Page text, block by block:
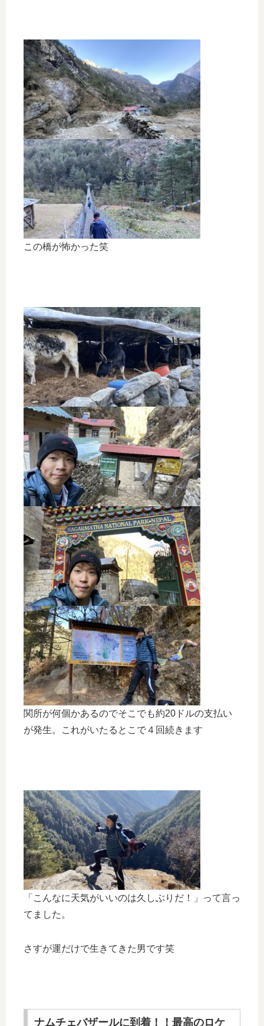
この橋が怖かった笑
関所が何個かあるのでそこでも約20ドルの支払い
が発生。これがいたるとこで４回続きます
「こんなに天気がいいのは久しぶりだ！」って言っ
てました。
さすが運だけで生きてきた男です笑
ナムチェバザールに到着！！最高のロケ